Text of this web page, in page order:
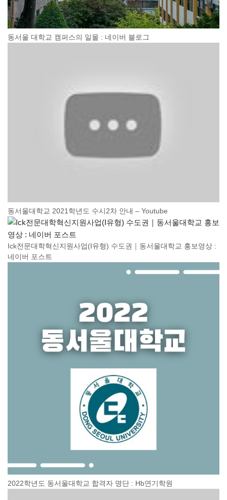
동서울 대학교 캠퍼스의 일몰 : 네이버 블로그
동서울대학교 2021학년도 수시2차 안내 – Youtube
Ick전문대학혁신지원사업(I유형) 수도권｜동서울대학교 홍보영상 :
네이버 포스트
2022학년도 동서울대학교 합격자 명단 : Hb연기학원